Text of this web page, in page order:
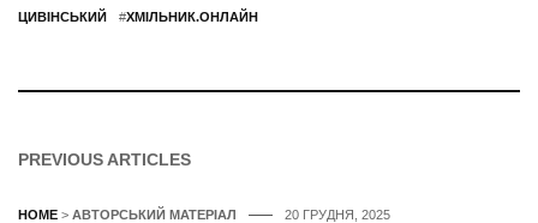
ЦИВІНСЬКИЙ #ХМІЛЬНИК.ОНЛАЙН
PREVIOUS ARTICLES
HOME > АВТОРСЬКИЙ МАТЕРІАЛ 20 ГРУДНЯ, 2025